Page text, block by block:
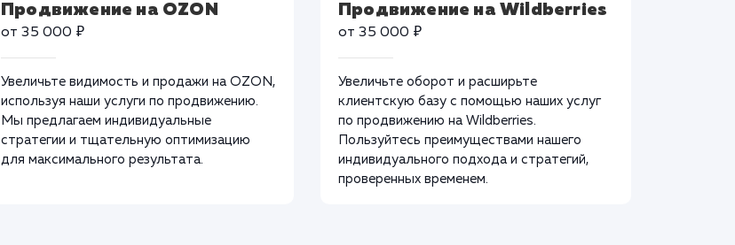
Продвижение на OZON
от 35 000 ₽
Увеличьте видимость и продажи на OZON,
используя наши услуги по продвижению.
Мы предлагаем индивидуальные
стратегии и тщательную оптимизацию
для максимального результата.
Продвижение на Wildberries
от 35 000 ₽
Увеличьте оборот и расширьте
клиентскую базу с помощью наших услуг
по продвижению на Wildberries.
Пользуйтесь преимуществами нашего
индивидуального подхода и стратегий,
проверенных временем.